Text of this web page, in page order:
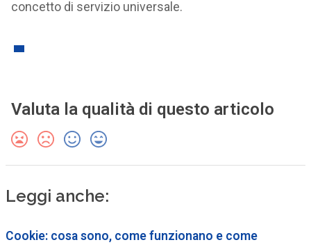
concetto di servizio universale.
Valuta la qualità di questo articolo
Leggi anche:
Cookie: cosa sono, come funzionano e come